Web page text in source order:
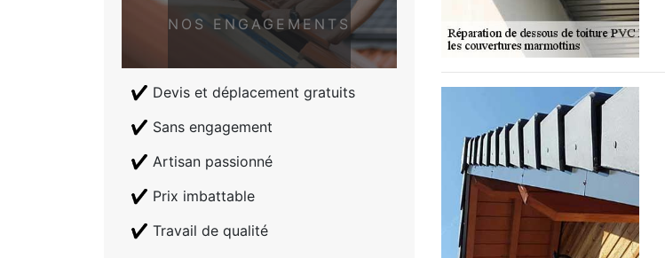
NOS ENGAGEMENTS
Devis et déplacement gratuits
Sans engagement
Artisan passionné
Prix imbattable
Travail de qualité